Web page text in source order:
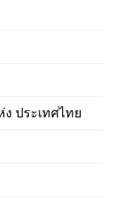
ประเทศไทย